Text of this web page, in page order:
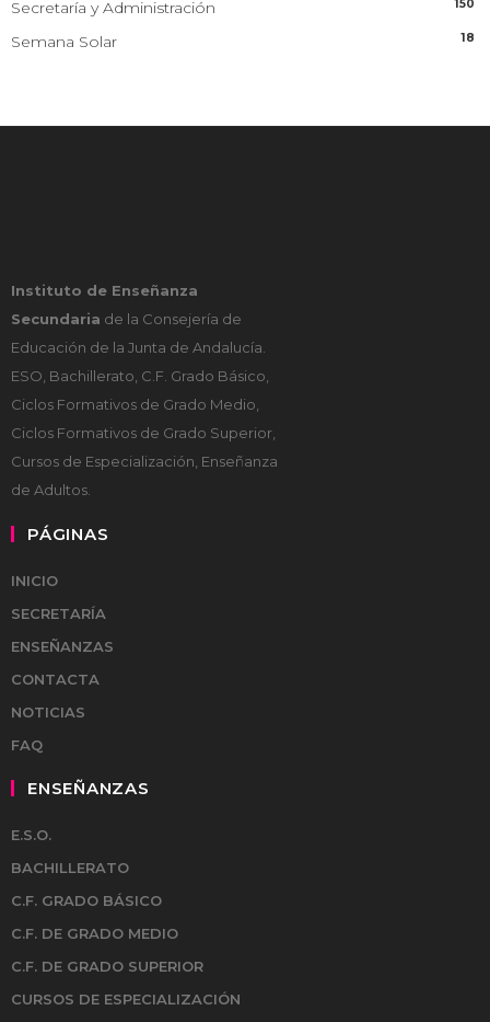
Secretaría y Administración 150
Semana Solar 18
Instituto de Enseñanza
Secundaria de la Consejería de
Educación de la Junta de Andalucía.
ESO, Bachillerato, C.F. Grado Básico,
Ciclos Formativos de Grado Medio,
Ciclos Formativos de Grado Superior,
Cursos de Especialización, Enseñanza
de Adultos.
PÁGINAS
INICIO
SECRETARÍA
ENSEÑANZAS
CONTACTA
NOTICIAS
FAQ
ENSEÑANZAS
E.S.O.
BACHILLERATO
C.F. GRADO BÁSICO
C.F. DE GRADO MEDIO
C.F. DE GRADO SUPERIOR
CURSOS DE ESPECIALIZACIÓN